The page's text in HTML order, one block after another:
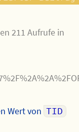
211 Aufrufe in
Wert von TID